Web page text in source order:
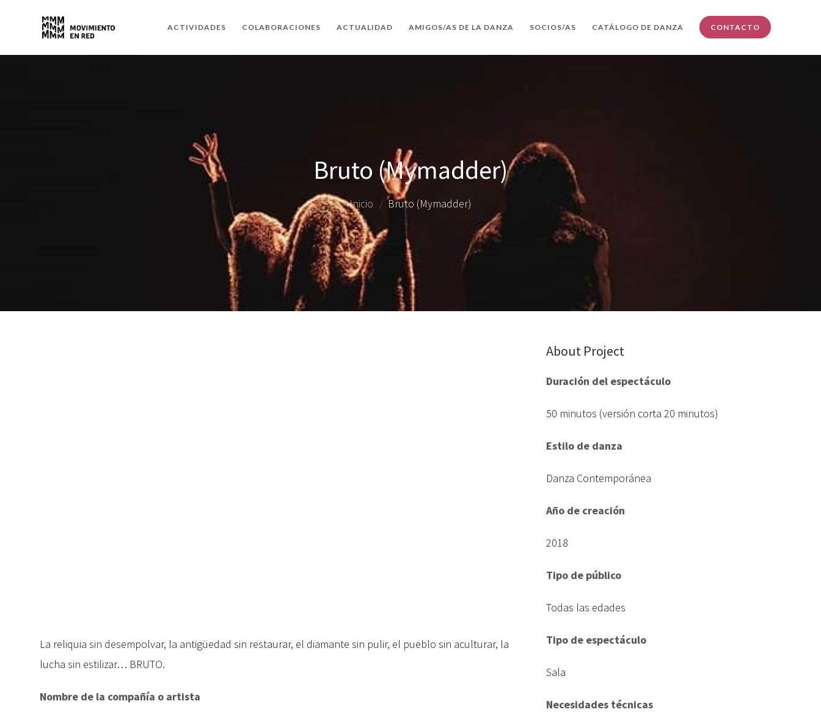
ACTIVIDADES COLABORACIONES ACTUALIDAD AMIGOS/AS DE LA DANZA SOCIOS/AS CATÁLOGO DE DANZA CONTACTO
Bruto (Mymadder)
Inicio Bruto (Mymadder)
La reliquia sin desempolvar, la antigüedad sin restaurar, el diamante sin pulir, el pueblo sin aculturar, la
lucha sin estilizar… BRUTO.
Nombre de la compañía o artista
About Project
Duración del espectáculo
50 minutos (versión corta 20 minutos)
Estilo de danza
Danza Contemporánea
Año de creación
2018
Tipo de público
Todas las edades
Tipo de espectáculo
Sala
Necesidades técnicas